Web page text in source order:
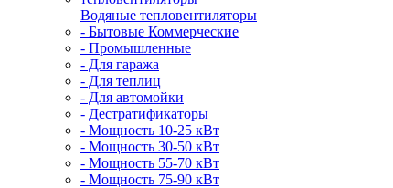
Водяные тепловентиляторы
- Бытовые Коммерческие
- Промышленные
- Для гаража
- Для теплиц
- Для автомойки
- Дестратификаторы
- Мощность 10-25 кВт
- Мощность 30-50 кВт
- Мощность 55-70 кВт
- Мощность 75-90 кВт